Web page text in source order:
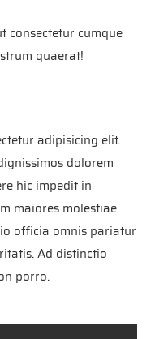
consectetur cumque
quaerat!
adipisicing elit.
dolorem
hic impedit in
maiores molestiae
officia omnis pariatur
Ad distinctio
porro.